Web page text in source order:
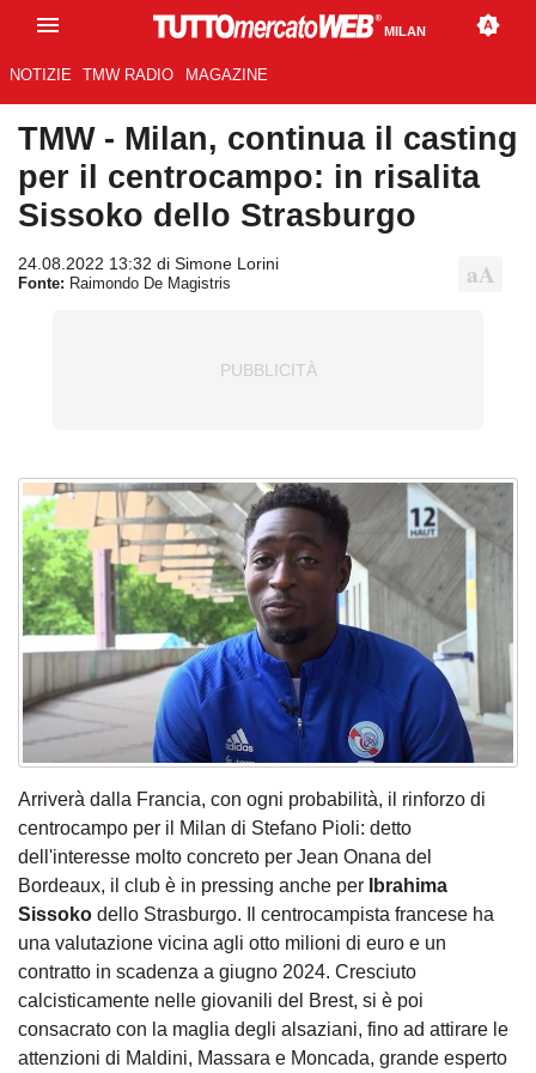
MILAN
NOTIZIE TMW RADIO MAGAZINE
TMW - Milan, continua il casting
per il centrocampo: in risalita
Sissoko dello Strasburgo
24.08.2022 13:32 di Simone Lorini
Fonte: Raimondo De Magistris
Arriverà dalla Francia, con ogni probabilità, il rinforzo di
centrocampo per il Milan di Stefano Pioli: detto
dell'interesse molto concreto per Jean Onana del
Bordeaux, il club è in pressing anche per
Ibrahima
Sissoko dello Strasburgo. Il centrocampista francese ha
una valutazione vicina agli otto milioni di euro e un
contratto in scadenza a giugno 2024. Cresciuto
calcisticamente nelle giovanili del Brest, si è poi
consacrato con la maglia degli alsaziani, fino ad attirare le
attenzioni di Maldini, Massara e Moncada, grande esperto